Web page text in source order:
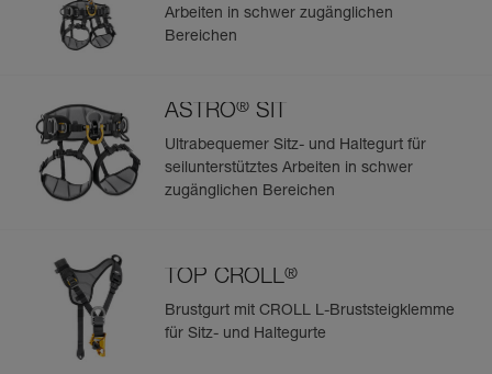
Arbeiten in schwer zugänglichen
Bereichen
ASTRO® SIT
Ultrabequemer Sitz- und Haltegurt für
seilunterstütztes Arbeiten in schwer
zugänglichen Bereichen
TOP CROLL®
Brustgurt mit CROLL L-Bruststeigklemme
für Sitz- und Haltegurte